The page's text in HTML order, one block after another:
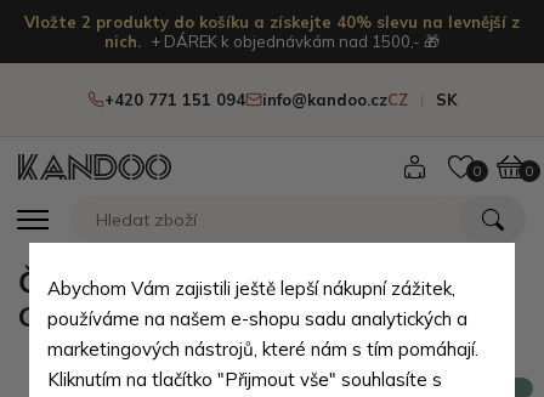
Vložte 2 produkty do košíku a získejte 40% slevu na levnější z
nich.
+ DÁREK k objednávkám nad 1500,- 🎁
+420 771 151 094 info@kandoo.czCZ SK
0 0
Černý kožený batoh na notebook
Gerhardus
Abychom Vám zajistili ještě lepší nákupní zážitek,
používáme na našem e-shopu sadu analytických a
marketingových nástrojů, které nám s tím pomáhají.
Kliknutím na tlačítko "Přijmout vše" souhlasíte s